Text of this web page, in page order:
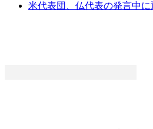
米代表団、仏代表の発言中